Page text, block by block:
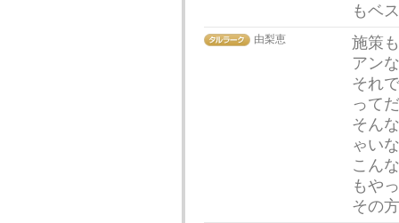
もベ
由梨恵
施策
アン
それ
って
そん
ゃい
こん
もや
その